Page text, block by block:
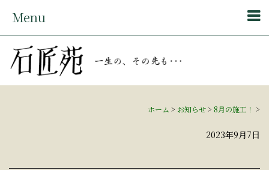
Menu
ホーム > お知らせ> 8月の施工！ >
2023年9月7日